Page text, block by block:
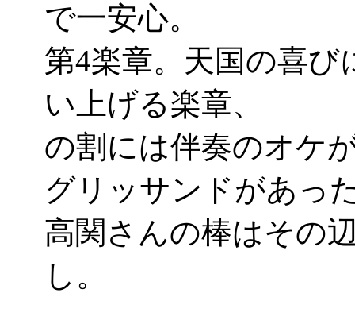
で一安心。
第4楽章。天国の喜
い上げる楽章、
の割には伴奏のオケ
グリッサンドがあっ
高関さんの棒はその
し。